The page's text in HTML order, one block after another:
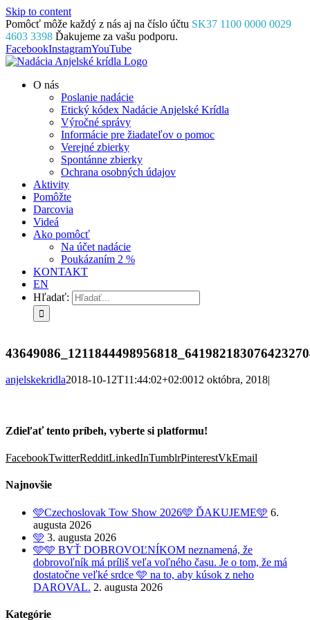
Skip to content
Pomôcť môže každý z nás aj na číslo účtu SK37 1100 0000 0029
4603 3398 Ďakujeme za vašu podporu.
FacebookInstagramYouTube
O nás
Poslanie nadácie
Etický kódex Nadácie Anjelské Krídla
Výročné správy
Informácie pre žiadateľov o pomoc
Verejné zbierky
Spontánne zbierky
Ochrana osobných údajov
Aktivity
Pomôžte
Darcovia
Videá
Ako pomôcť
Na účet nadácie
Poukázaním 2 %
KONTAKT
EN
Hľadať:
anjelskekridla2018-10-12T11:44:02+02:0012 októbra, 2018|
Zdieľať tento príbeh, vyberte si platformu!
FacebookTwitterRedditLinkedInTumblrPinterestVkEmail
Najnovšie
🩵Czechoslovak Tow Show 2026🩵 ĎAKUJEME🩵 6.
augusta 2026
🩵 3. augusta 2026
🩵🩵 BYŤ DOBROVOĽNÍKOM neznamená, že
dobrovoľník má príliš veľa voľného času. Je o tom, že má
dostatočne veľké srdce 🩵 na to, aby kúsok z neho
DAROVAL. 2. augusta 2026
Kategórie